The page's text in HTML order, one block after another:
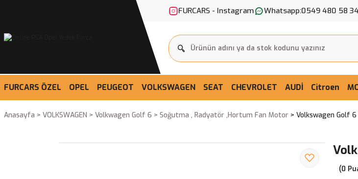
FURCARS - Instagram Whatsapp:0549 480 58 34
FURCARS ÖZEL OPEL PEUGEOT VOLKSWAGEN SEAT CHEVROLET AUDİ Citroen
Anasayfa VOLKSWAGEN Volkwagen Golf 6 Soğutma , Radyatör ,Hortum Fan Motor Volkswagen Golf 6
(0